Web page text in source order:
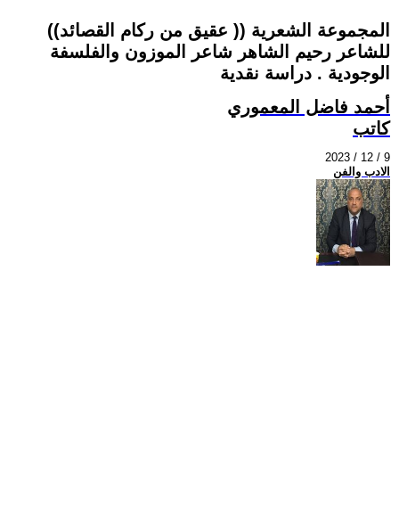
((عقيق من ركام القصائد )) المجموعة الشعرية
للشاعر رحيم الشاهر شاعر الموزون والفلسفة
الوجودية . دراسة نقدية
أحمد فاضل المعموري
كاتب
2023 / 12 / 9
الادب والفن